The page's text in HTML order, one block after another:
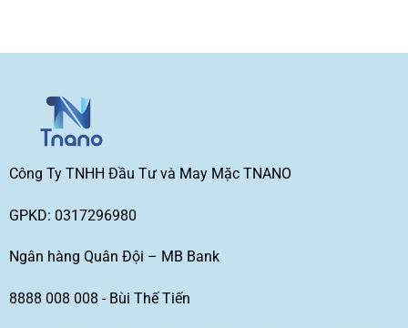
Công Ty TNHH Đầu Tư và May Mặc TNANO
GPKD: 0317296980
Ngân hàng Quân Đội – MB Bank
8888 008 008 - Bùi Thế Tiến